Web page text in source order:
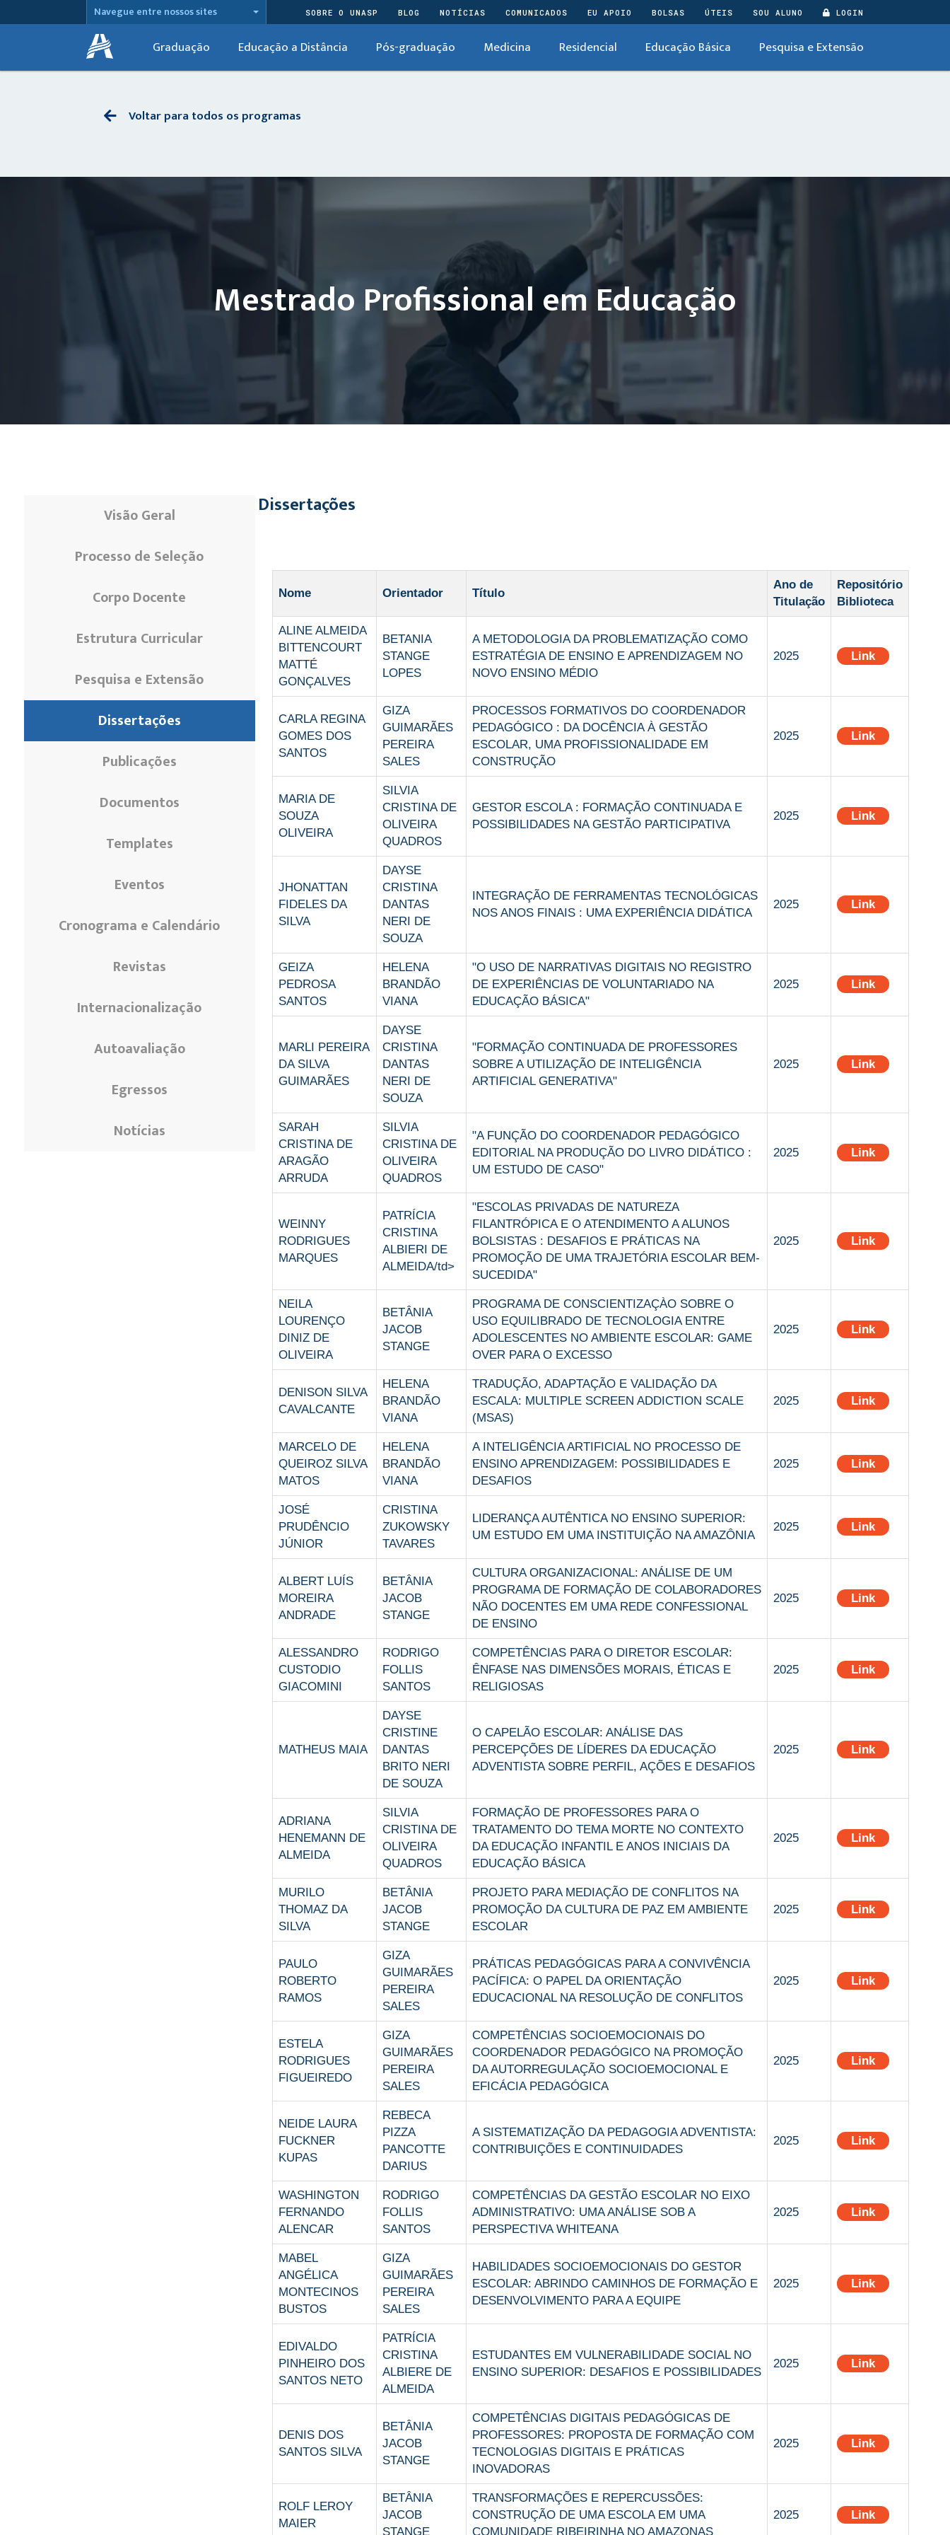
Navegue entre nossos sites SOBRE O UNASP BLOG NOTÍCIAS COMUNICADOS EU APOIO BOLSAS ÚTEIS SOU ALUNO LOGIN
Graduação Educação a Distância Pós-graduação Medicina Residencial Educação Básica Pesquisa e Extensão
Voltar para todos os programas
Mestrado Profissional em Educação
Visão Geral
Processo de Seleção
Corpo Docente
Estrutura Curricular
Pesquisa e Extensão
Dissertações
Publicações
Documentos
Templates
Eventos
Cronograma e Calendário
Revistas
Internacionalização
Autoavaliação
Egressos
Notícias
Dissertações
Nome Orientador Título
Ano de
Titulação
Repositório
Biblioteca
ALINE ALMEIDA
BITTENCOURT
MATTÉ
GONÇALVES
BETANIA
STANGE
LOPES
A METODOLOGIA DA PROBLEMATIZAÇÃO COMO
ESTRATÉGIA DE ENSINO E APRENDIZAGEM NO
NOVO ENSINO MÉDIO
2025 Link
CARLA REGINA
GOMES DOS
SANTOS
GIZA
GUIMARÃES
PEREIRA
SALES
PROCESSOS FORMATIVOS DO COORDENADOR
PEDAGÓGICO : DA DOCÊNCIA À GESTÃO
ESCOLAR, UMA PROFISSIONALIDADE EM
CONSTRUÇÃO
2025 Link
MARIA DE
SOUZA
OLIVEIRA
SILVIA
CRISTINA DE
OLIVEIRA
QUADROS
GESTOR ESCOLA : FORMAÇÃO CONTINUADA E
POSSIBILIDADES NA GESTÃO PARTICIPATIVA
2025 Link
JHONATTAN
FIDELES DA
SILVA
DAYSE
CRISTINA
DANTAS
NERI DE
SOUZA
INTEGRAÇÃO DE FERRAMENTAS TECNOLÓGICAS
NOS ANOS FINAIS : UMA EXPERIÊNCIA DIDÁTICA
2025 Link
GEIZA
PEDROSA
SANTOS
HELENA
BRANDÃO
VIANA
"O USO DE NARRATIVAS DIGITAIS NO REGISTRO
DE EXPERIÊNCIAS DE VOLUNTARIADO NA
EDUCAÇÃO BÁSICA"
2025 Link
MARLI PEREIRA
DA SILVA
GUIMARÃES
DAYSE
CRISTINA
DANTAS
NERI DE
SOUZA
"FORMAÇÃO CONTINUADA DE PROFESSORES
SOBRE A UTILIZAÇÃO DE INTELIGÊNCIA
ARTIFICIAL GENERATIVA"
2025 Link
SARAH
CRISTINA DE
ARAGÃO
ARRUDA
SILVIA
CRISTINA DE
OLIVEIRA
QUADROS
"A FUNÇÃO DO COORDENADOR PEDAGÓGICO
EDITORIAL NA PRODUÇÃO DO LIVRO DIDÁTICO :
UM ESTUDO DE CASO"
2025 Link
WEINNY
RODRIGUES
MARQUES
PATRÍCIA
CRISTINA
ALBIERI DE
ALMEIDA/td>
"ESCOLAS PRIVADAS DE NATUREZA
FILANTRÓPICA E O ATENDIMENTO A ALUNOS
BOLSISTAS : DESAFIOS E PRÁTICAS NA
PROMOÇÃO DE UMA TRAJETÓRIA ESCOLAR BEM-
SUCEDIDA"
2025 Link
NEILA
LOURENÇO
DINIZ DE
OLIVEIRA
BETÂNIA
JACOB
STANGE
PROGRAMA DE CONSCIENTIZAÇÀO SOBRE O
USO EQUILIBRADO DE TECNOLOGIA ENTRE
ADOLESCENTES NO AMBIENTE ESCOLAR: GAME
OVER PARA O EXCESSO
2025 Link
DENISON SILVA
CAVALCANTE
HELENA
BRANDÃO
VIANA
TRADUÇÃO, ADAPTAÇÃO E VALIDAÇÃO DA
ESCALA: MULTIPLE SCREEN ADDICTION SCALE
(MSAS)
2025 Link
MARCELO DE
QUEIROZ SILVA
MATOS
HELENA
BRANDÃO
VIANA
A INTELIGÊNCIA ARTIFICIAL NO PROCESSO DE
ENSINO APRENDIZAGEM: POSSIBILIDADES E
DESAFIOS
2025 Link
JOSÉ
PRUDÊNCIO
JÚNIOR
CRISTINA
ZUKOWSKY
TAVARES
LIDERANÇA AUTÊNTICA NO ENSINO SUPERIOR:
UM ESTUDO EM UMA INSTITUIÇÃO NA AMAZÔNIA
2025 Link
ALBERT LUÍS
MOREIRA
ANDRADE
BETÂNIA
JACOB
STANGE
CULTURA ORGANIZACIONAL: ANÁLISE DE UM
PROGRAMA DE FORMAÇÃO DE COLABORADORES
NÃO DOCENTES EM UMA REDE CONFESSIONAL
DE ENSINO
2025 Link
ALESSANDRO
CUSTODIO
GIACOMINI
RODRIGO
FOLLIS
SANTOS
COMPETÊNCIAS PARA O DIRETOR ESCOLAR:
ÊNFASE NAS DIMENSÕES MORAIS, ÉTICAS E
RELIGIOSAS
2025 Link
MATHEUS MAIA
DAYSE
CRISTINE
DANTAS
BRITO NERI
DE SOUZA
O CAPELÃO ESCOLAR: ANÁLISE DAS
PERCEPÇÕES DE LÍDERES DA EDUCAÇÃO
ADVENTISTA SOBRE PERFIL, AÇÕES E DESAFIOS
2025 Link
ADRIANA
HENEMANN DE
ALMEIDA
SILVIA
CRISTINA DE
OLIVEIRA
QUADROS
FORMAÇÃO DE PROFESSORES PARA O
TRATAMENTO DO TEMA MORTE NO CONTEXTO
DA EDUCAÇÃO INFANTIL E ANOS INICIAIS DA
EDUCAÇÃO BÁSICA
2025 Link
MURILO
THOMAZ DA
SILVA
BETÂNIA
JACOB
STANGE
PROJETO PARA MEDIAÇÃO DE CONFLITOS NA
PROMOÇÃO DA CULTURA DE PAZ EM AMBIENTE
ESCOLAR
2025 Link
PAULO
ROBERTO
RAMOS
GIZA
GUIMARÃES
PEREIRA
SALES
PRÁTICAS PEDAGÓGICAS PARA A CONVIVÊNCIA
PACÍFICA: O PAPEL DA ORIENTAÇÃO
EDUCACIONAL NA RESOLUÇÃO DE CONFLITOS
2025 Link
ESTELA
RODRIGUES
FIGUEIREDO
GIZA
GUIMARÃES
PEREIRA
SALES
COMPETÊNCIAS SOCIOEMOCIONAIS DO
COORDENADOR PEDAGÓGICO NA PROMOÇÃO
DA AUTORREGULAÇÃO SOCIOEMOCIONAL E
EFICÁCIA PEDAGÓGICA
2025 Link
NEIDE LAURA
FUCKNER
KUPAS
REBECA
PIZZA
PANCOTTE
DARIUS
A SISTEMATIZAÇÃO DA PEDAGOGIA ADVENTISTA:
CONTRIBUIÇÕES E CONTINUIDADES
2025 Link
WASHINGTON
FERNANDO
ALENCAR
RODRIGO
FOLLIS
SANTOS
COMPETÊNCIAS DA GESTÃO ESCOLAR NO EIXO
ADMINISTRATIVO: UMA ANÁLISE SOB A
PERSPECTIVA WHITEANA
2025 Link
MABEL
ANGÉLICA
MONTECINOS
BUSTOS
GIZA
GUIMARÃES
PEREIRA
SALES
HABILIDADES SOCIOEMOCIONAIS DO GESTOR
ESCOLAR: ABRINDO CAMINHOS DE FORMAÇÃO E
DESENVOLVIMENTO PARA A EQUIPE
2025 Link
EDIVALDO
PINHEIRO DOS
SANTOS NETO
PATRÍCIA
CRISTINA
ALBIERE DE
ALMEIDA
ESTUDANTES EM VULNERABILIDADE SOCIAL NO
ENSINO SUPERIOR: DESAFIOS E POSSIBILIDADES
2025 Link
DENIS DOS
SANTOS SILVA
BETÂNIA
JACOB
STANGE
COMPETÊNCIAS DIGITAIS PEDAGÓGICAS DE
PROFESSORES: PROPOSTA DE FORMAÇÃO COM
TECNOLOGIAS DIGITAIS E PRÁTICAS
INOVADORAS
2025 Link
ROLF LEROY
MAIER
BETÂNIA
JACOB
STANGE
TRANSFORMAÇÕES E REPERCUSSÕES:
CONSTRUÇÃO DE UMA ESCOLA EM UMA
COMUNIDADE RIBEIRINHA NO AMAZONAS
2025 Link